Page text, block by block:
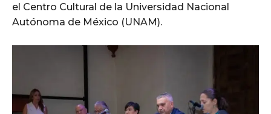
el Centro Cultural de la Universidad Nacional
Autónoma de México (UNAM).